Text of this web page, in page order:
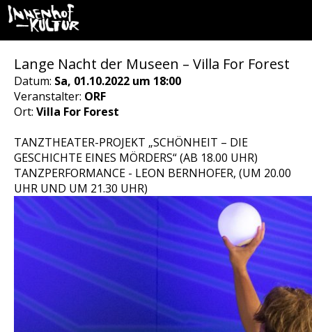
Lange Nacht der Museen – Villa For Forest
Datum: Sa, 01.10.2022 um 18:00
Veranstalter: ORF
Ort: Villa For Forest
TANZTHEATER-PROJEKT „SCHÖNHEIT – DIE
GESCHICHTE EINES MÖRDERS“ (AB 18.00 UHR)
TANZPERFORMANCE - LEON BERNHOFER, (UM 20.00
UHR UND UM 21.30 UHR)